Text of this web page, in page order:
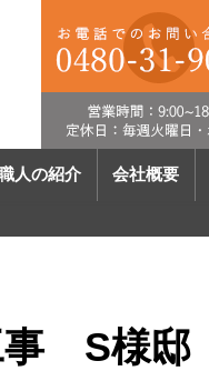
人の紹介 会社概要
事 S様邸